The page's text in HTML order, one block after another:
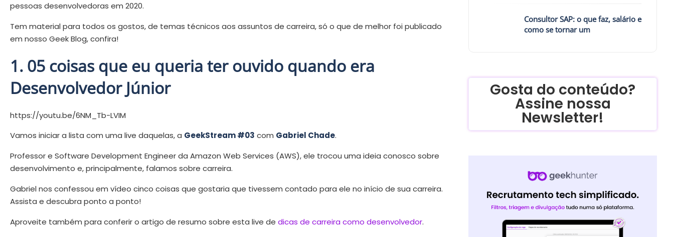
pessoas desenvolvedoras em 2020.
Tem material para todos os gostos, de temas técnicos aos assuntos de carreira, só o que de melhor foi publicado
em nosso Geek Blog, confira!
1. 05 coisas que eu queria ter ouvido quando era
Desenvolvedor Júnior
https://youtu.be/6NM_Tb-LVIM
Vamos iniciar a lista com uma live daquelas, a GeekStream #03 com Gabriel Chade.
Professor e Software Development Engineer da Amazon Web Services (AWS), ele trocou uma ideia conosco sobre
desenvolvimento e, principalmente, falamos sobre carreira.
Gabriel nos confessou em vídeo cinco coisas que gostaria que tivessem contado para ele no início de sua carreira.
Assista e descubra ponto a ponto!
Aproveite também para conferir o artigo de resumo sobre esta live de dicas de carreira como desenvolvedor.
Consultor SAP: o que faz, salário e
como se tornar um
Gosta do conteúdo?
Assine nossa
Newsletter!